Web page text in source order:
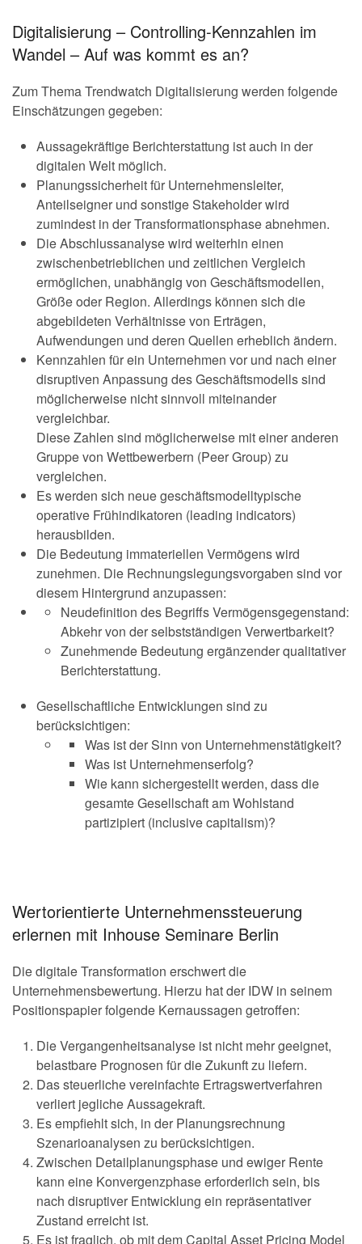
Digitalisierung – Controlling-Kennzahlen im
Wandel – Auf was kommt es an?
Zum Thema Trendwatch Digitalisierung werden folgende
Einschätzungen gegeben:
Aussagekräftige Berichterstattung ist auch in der
digitalen Welt möglich.
Planungssicherheit für Unternehmensleiter,
Anteilseigner und sonstige Stakeholder wird
zumindest in der Transformationsphase abnehmen.
Die Abschlussanalyse wird weiterhin einen
zwischenbetrieblichen und zeitlichen Vergleich
ermöglichen, unabhängig von Geschäftsmodellen,
Größe oder Region. Allerdings können sich die
abgebildeten Verhältnisse von Erträgen,
Aufwendungen und deren Quellen erheblich ändern.
Kennzahlen für ein Unternehmen vor und nach einer
disruptiven Anpassung des Geschäftsmodells sind
möglicherweise nicht sinnvoll miteinander
vergleichbar.
Diese Zahlen sind möglicherweise mit einer anderen
Gruppe von Wettbewerbern (Peer Group) zu
vergleichen.
Es werden sich neue geschäftsmodelltypische
operative Frühindikatoren (leading indicators)
herausbilden.
Die Bedeutung immateriellen Vermögens wird
zunehmen. Die Rechnungslegungsvorgaben sind vor
diesem Hintergrund anzupassen:
Neudefinition des Begriffs Vermögensgegenstand:
Abkehr von der selbstständigen Verwertbarkeit?
Zunehmende Bedeutung ergänzender qualitativer
Berichterstattung.
Gesellschaftliche Entwicklungen sind zu
berücksichtigen:
Was ist der Sinn von Unternehmenstätigkeit?
Was ist Unternehmenserfolg?
Wie kann sichergestellt werden, dass die
gesamte Gesellschaft am Wohlstand
partizipiert (inclusive capitalism)?
Wertorientierte Unternehmenssteuerung
erlernen mit Inhouse Seminare Berlin
Die digitale Transformation erschwert die
Unternehmensbewertung. Hierzu hat der IDW in seinem
Positionspapier folgende Kernaussagen getroffen:
Die Vergangenheitsanalyse ist nicht mehr geeignet,
belastbare Prognosen für die Zukunft zu liefern.
Das steuerliche vereinfachte Ertragswertverfahren
verliert jegliche Aussagekraft.
Es empfiehlt sich, in der Planungsrechnung
Szenarioanalysen zu berücksichtigen.
Zwischen Detailplanungsphase und ewiger Rente
kann eine Konvergenzphase erforderlich sein, bis
nach disruptiver Entwicklung ein repräsentativer
Zustand erreicht ist.
Es ist fraglich, ob mit dem Capital Asset Pricing Model